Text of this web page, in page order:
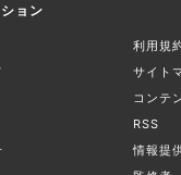
ョン
利用規
サイト
コンテ
RSS
情報提